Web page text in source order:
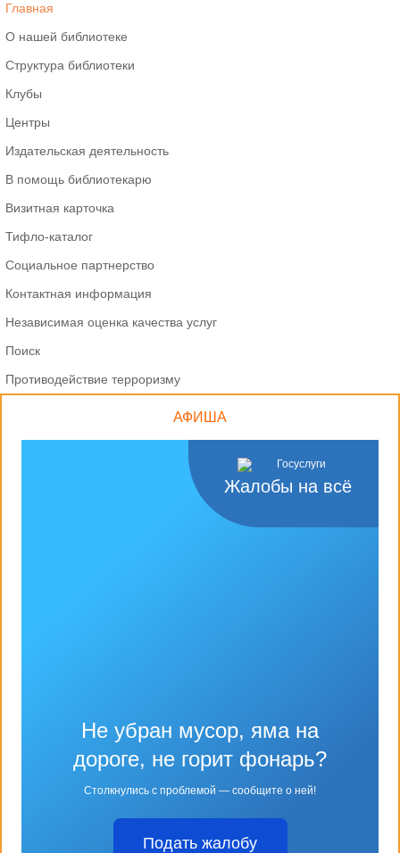
Главная
О нашей библиотеке
Структура библиотеки
Клубы
Центры
Издательская деятельность
В помощь библиотекарю
Визитная карточка
Тифло-каталог
Социальное партнерство
Контактная информация
Независимая оценка качества услуг
Поиск
Противодействие терроризму
АФИША
Жалобы на всё
Не убран мусор, яма на
дороге, не горит фонарь?
Столкнулись с проблемой — сообщите о ней!
Подать жалобу